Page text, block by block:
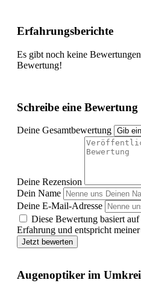
Erfahrungsberichte
Es gibt noch keine
Bewertung!
Schreibe eine Bewertung
Deine Gesamtbewertung
Deine Rezension
Dein Name
Deine E-Mail-Adresse
Diese Bewertung basiert
Erfahrung und entspricht
Jetzt bewerten
Augenoptiker im